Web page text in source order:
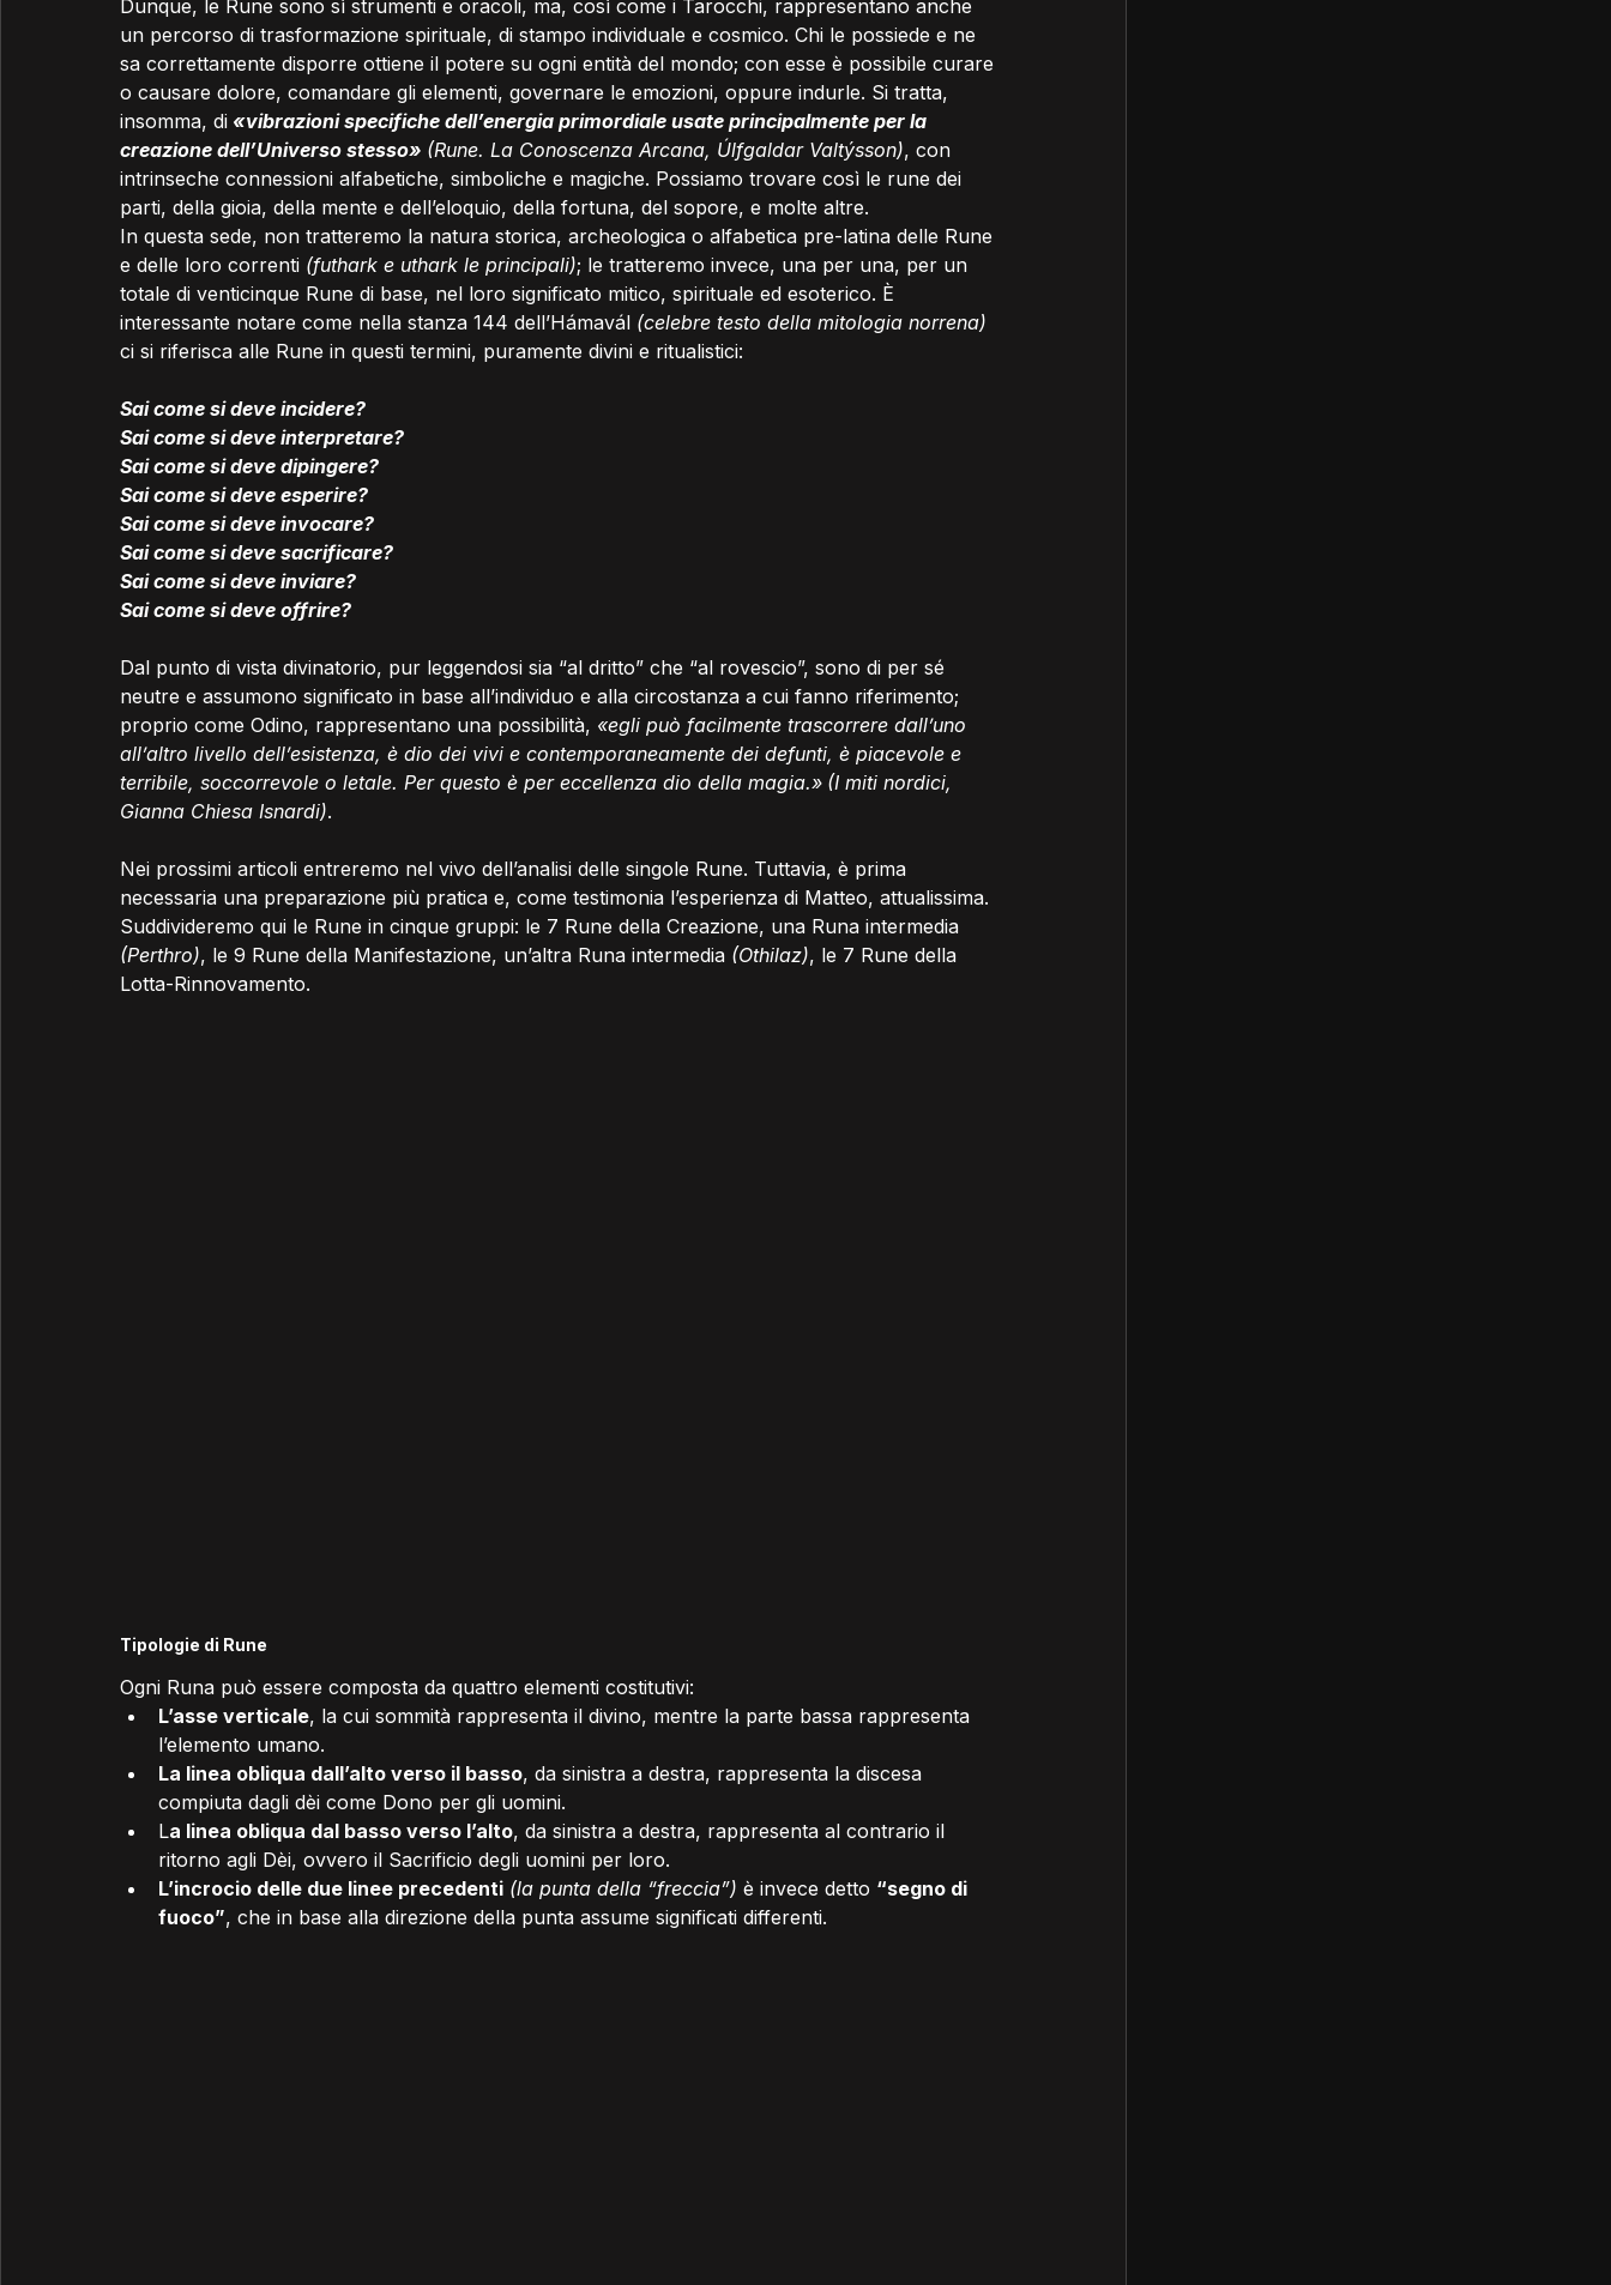
Dunque, le Rune sono sì strumenti e oracoli, ma, così come i Tarocchi, rappresentano anche
un percorso di trasformazione spirituale, di stampo individuale e cosmico. Chi le possiede e ne
sa correttamente disporre ottiene il potere su ogni entità del mondo; con esse è possibile curare
o causare dolore, comandare gli elementi, governare le emozioni, oppure indurle. Si tratta,
insomma, di «vibrazioni specifiche dell’energia primordiale usate principalmente per la
creazione dell’Universo stesso» (Rune. La Conoscenza Arcana, Úlfgaldar Valtýsson), con
intrinseche connessioni alfabetiche, simboliche e magiche. Possiamo trovare così le rune dei
parti, della gioia, della mente e dell’eloquio, della fortuna, del sopore, e molte altre.
In questa sede, non tratteremo la natura storica, archeologica o alfabetica pre-latina delle Rune
e delle loro correnti (futhark e uthark le principali); le tratteremo invece, una per una, per un
totale di venticinque Rune di base, nel loro significato mitico, spirituale ed esoterico. È
interessante notare come nella stanza 144 dell’Hámavál (celebre testo della mitologia norrena)
ci si riferisca alle Rune in questi termini, puramente divini e ritualistici:
Sai come si deve incidere?
Sai come si deve interpretare?
Sai come si deve dipingere?
Sai come si deve esperire?
Sai come si deve invocare?
Sai come si deve sacrificare?
Sai come si deve inviare?
Sai come si deve offrire?
Dal punto di vista divinatorio, pur leggendosi sia “al dritto” che “al rovescio”, sono di per sé
neutre e assumono significato in base all’individuo e alla circostanza a cui fanno riferimento;
proprio come Odino, rappresentano una possibilità, «egli può facilmente trascorrere dall’uno
all’altro livello dell’esistenza, è dio dei vivi e contemporaneamente dei defunti, è piacevole e
terribile, soccorrevole o letale. Per questo è per eccellenza dio della magia.» (I miti nordici,
Gianna Chiesa Isnardi).
Nei prossimi articoli entreremo nel vivo dell’analisi delle singole Rune. Tuttavia, è prima
necessaria una preparazione più pratica e, come testimonia l’esperienza di Matteo, attualissima.
Suddivideremo qui le Rune in cinque gruppi: le 7 Rune della Creazione, una Runa intermedia
(Perthro), le 9 Rune della Manifestazione, un’altra Runa intermedia (Othilaz), le 7 Rune della
Lotta-Rinnovamento.
Tipologie di Rune
Ogni Runa può essere composta da quattro elementi costitutivi:
L’asse verticale, la cui sommità rappresenta il divino, mentre la parte bassa rappresenta
l’elemento umano.
La linea obliqua dall’alto verso il basso, da sinistra a destra, rappresenta la discesa
compiuta dagli dèi come Dono per gli uomini.
La linea obliqua dal basso verso l’alto, da sinistra a destra, rappresenta al contrario il
ritorno agli Dèi, ovvero il Sacrificio degli uomini per loro.
L’incrocio delle due linee precedenti (la punta della “freccia”) è invece detto “segno di
fuoco”, che in base alla direzione della punta assume significati differenti.